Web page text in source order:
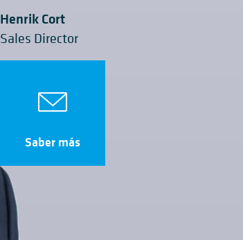
Henrik Cort
Sales Director
Saber más